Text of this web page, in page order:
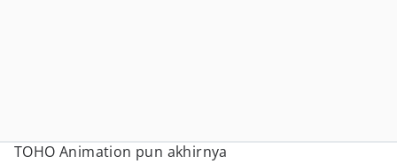
TOHO Animation pun akhirnya